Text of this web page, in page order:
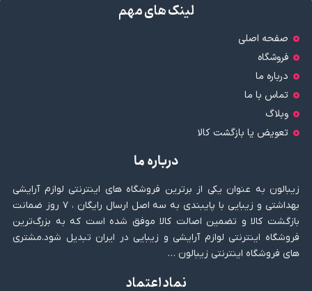
لینک های مهم
صفحه اصلی
فروشگاه
درباره ما
تماس با ما
وبلاگ
تعویض یا بازگشت کالا
درباره ما
زیبالون به عنوان یکی از برترین فروشگاه های اینترنتی لوازم آرایشی
بهداشتی و زیبایی با پایبندی به سه اصل ارسال رایگان ، ۷ روز ضمانت
بازگشت کالا و تضمین اصالت کالا موفق شده است که به بزرگ‌ترین
فروشگاه اینترنتی لوازم آرایشی و زیبایی در ایران تبدیل شود.مشتری
های فروشگاه اینترنتی زیبالون …
نماد اعتماد